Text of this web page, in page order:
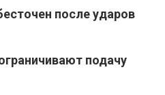
после ударов
подачу